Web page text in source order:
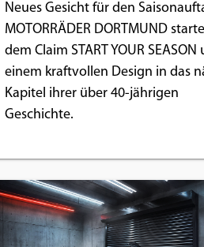
Neues Gesicht für den
MOTORRÄDER DORTMUND
dem Claim START YOUR SEASON
einem kraftvollen Design in das
Kapitel ihrer über 40-jährigen
Geschichte.